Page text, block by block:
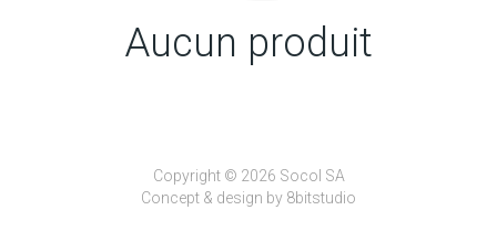
Aucun produit
Copyright © 2026 Socol SA
Concept & design by 8bitstudio